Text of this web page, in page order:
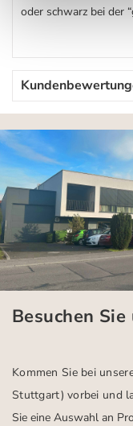
oder schwarz bei der
Besuchen
Kommen Sie bei
Stuttgart) vorbei und
Sie eine Auswahl an